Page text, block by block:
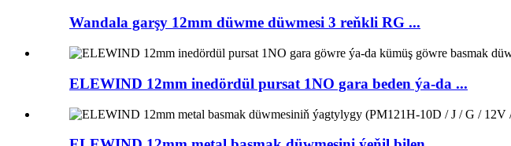
Wandala garşy 12mm düwme düwmesi 3 reňkli RG ...
ELEWIND 12mm inedördül pursat 1NO gara beden ýa-da ...